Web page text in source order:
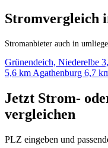
Stromvergleich
Stromanbieter auch in
Grünendeich, Niederelbe
5,6 km Agathenburg 6,7
Jetzt Strom-
vergleichen
PLZ eingeben und